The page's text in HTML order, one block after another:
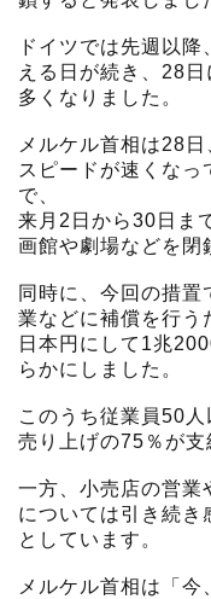
ドイツでは先週以
える日が続き、28
多くなりました。
メルケル首相は28
スピードが速くなっ
で、
来月2日から30日ま
画館や劇場などを閉
同時に、今回の措置
業などに補償を行う
日本円にして1兆
らかにしました。
このうち従業員50
売り上げの75％が支
一方、小売店の営業
については引き続き
としています。
メルケル首相は「